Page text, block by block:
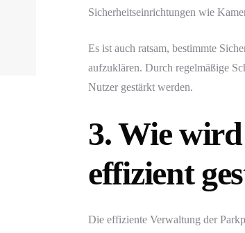
Sicherheitseinrichtungen wie
Es ist auch ratsam, bestimmte
aufzuklären. Durch regelmäßige
Nutzer gestärkt werden.
3. Wie
effizient
Die effiziente Verwaltung der